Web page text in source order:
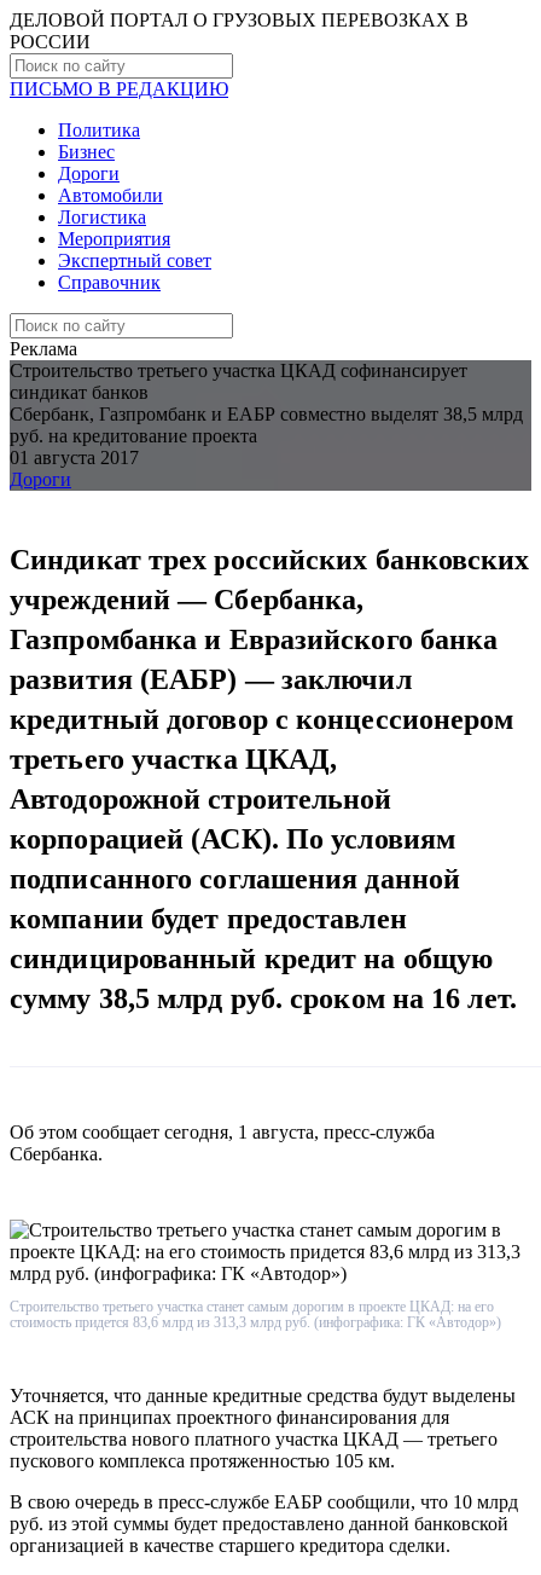
ДЕЛОВОЙ ПОРТАЛ О ГРУЗОВЫХ ПЕРЕВОЗКАХ В
РОCСИИ
ПИСЬМО В РЕДАКЦИЮ
Политика
Бизнес
Дороги
Автомобили
Логистика
Мероприятия
Экспертный совет
Справочник
Реклама
Строительство третьего участка ЦКАД софинансирует
синдикат банков
Сбербанк, Газпромбанк и ЕАБР совместно выделят 38,5 млрд
руб. на кредитование проекта
01 августа 2017
Дороги
Синдикат трех российских банковских
учреждений — Сбербанка,
Газпромбанка и Евразийского банка
развития (ЕАБР) — заключил
кредитный договор с концессионером
третьего участка ЦКАД,
Автодорожной строительной
корпорацией (АСК). По условиям
подписанного соглашения данной
компании будет предоставлен
синдицированный кредит на общую
сумму 38,5 млрд руб. сроком на 16 лет.
Об этом сообщает сегодня, 1 августа, пресс-служба
Сбербанка.
Строительство третьего участка станет самым дорогим в проекте ЦКАД: на его
стоимость придется 83,6 млрд из 313,3 млрд руб. (инфографика: ГК «Автодор»)
Уточняется, что данные кредитные средства будут выделены
АСК на принципах проектного финансирования для
строительства нового платного участка ЦКАД — третьего
пускового комплекса протяженностью 105 км.
В свою очередь в пресс-службе ЕАБР сообщили, что 10 млрд
руб. из этой суммы будет предоставлено данной банковской
организацией в качестве старшего кредитора сделки.